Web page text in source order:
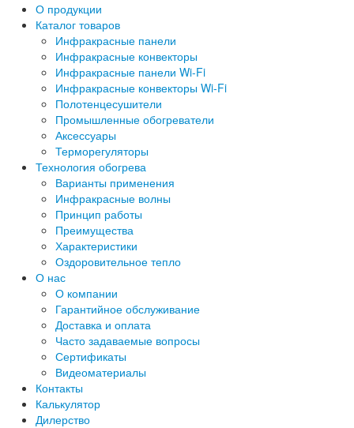
О продукции
Каталог товаров
Инфракрасные панели
Инфракрасные конвекторы
Инфракрасные панели Wi-Fi
Инфракрасные конвекторы Wi-Fi
Полотенцесушители
Промышленные обогреватели
Аксессуары
Терморегуляторы
Технология обогрева
Варианты применения
Инфракрасные волны
Принцип работы
Преимущества
Характеристики
Оздоровительное тепло
О нас
О компании
Гарантийное обслуживание
Доставка и оплата
Часто задаваемые вопросы
Сертификаты
Видеоматериалы
Контакты
Калькулятор
Дилерство